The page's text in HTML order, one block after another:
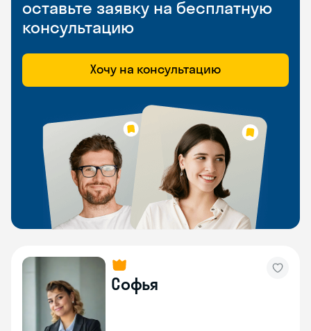
оставьте заявку на бесплатную
консультацию
Хочу на консультацию
Софья